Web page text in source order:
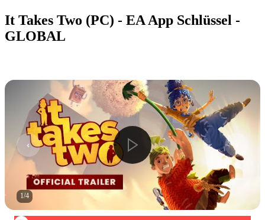
It Takes Two (PC) - EA App Schlüssel -
GLOBAL
1/4